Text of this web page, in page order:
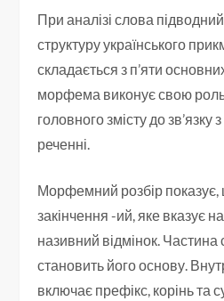
При аналізі слова
структуру українського
складається з п’яти
морфема виконує свою
головного змісту до
реченні.
Морфемний розбір
закінчення -ий, яке вказує
називний відмінок. Частина
становить його основу.
включає префікс, корінь та